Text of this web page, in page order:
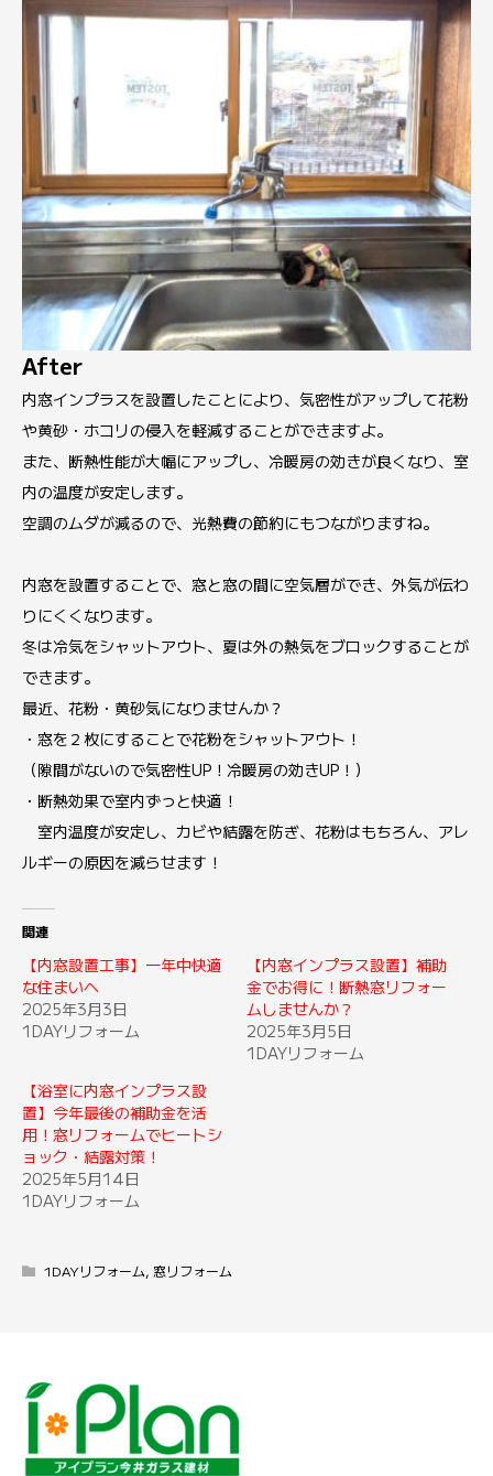
After
内窓インプラスを設置したことにより、気密性がアップして花粉
や黄砂・ホコリの侵入を軽減することができますよ。
また、断熱性能が大幅にアップし、冷暖房の効きが良くなり、室
内の温度が安定します。
空調のムダが減るので、光熱費の節約にもつながりますね。
内窓を設置することで、窓と窓の間に空気層ができ、外気が伝わ
りにくくなります。
冬は冷気をシャットアウト、夏は外の熱気をブロックすることが
できます。
最近、花粉・黄砂気になりませんか？
・窓を２枚にすることで花粉をシャットアウト！
（隙間がないので気密性UP！冷暖房の効きUP！）
・断熱効果で室内ずっと快適！
室内温度が安定し、カビや結露を防ぎ、花粉はもちろん、アレ
ルギーの原因を減らせます！
関連
【内窓設置工事】一年中快適
な住まいへ
2025年3月3日
1DAYリフォーム
【内窓インプラス設置】補助
金でお得に！断熱窓リフォー
ムしませんか？
2025年3月5日
1DAYリフォーム
【浴室に内窓インプラス設
置】今年最後の補助金を活
用！窓リフォームでヒートシ
ョック・結露対策！
2025年5月14日
1DAYリフォーム
1DAYリフォーム, 窓リフォーム